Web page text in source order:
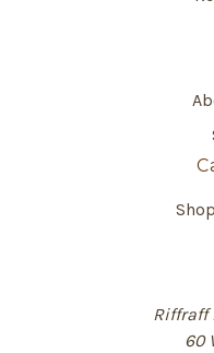
Riffraff
60